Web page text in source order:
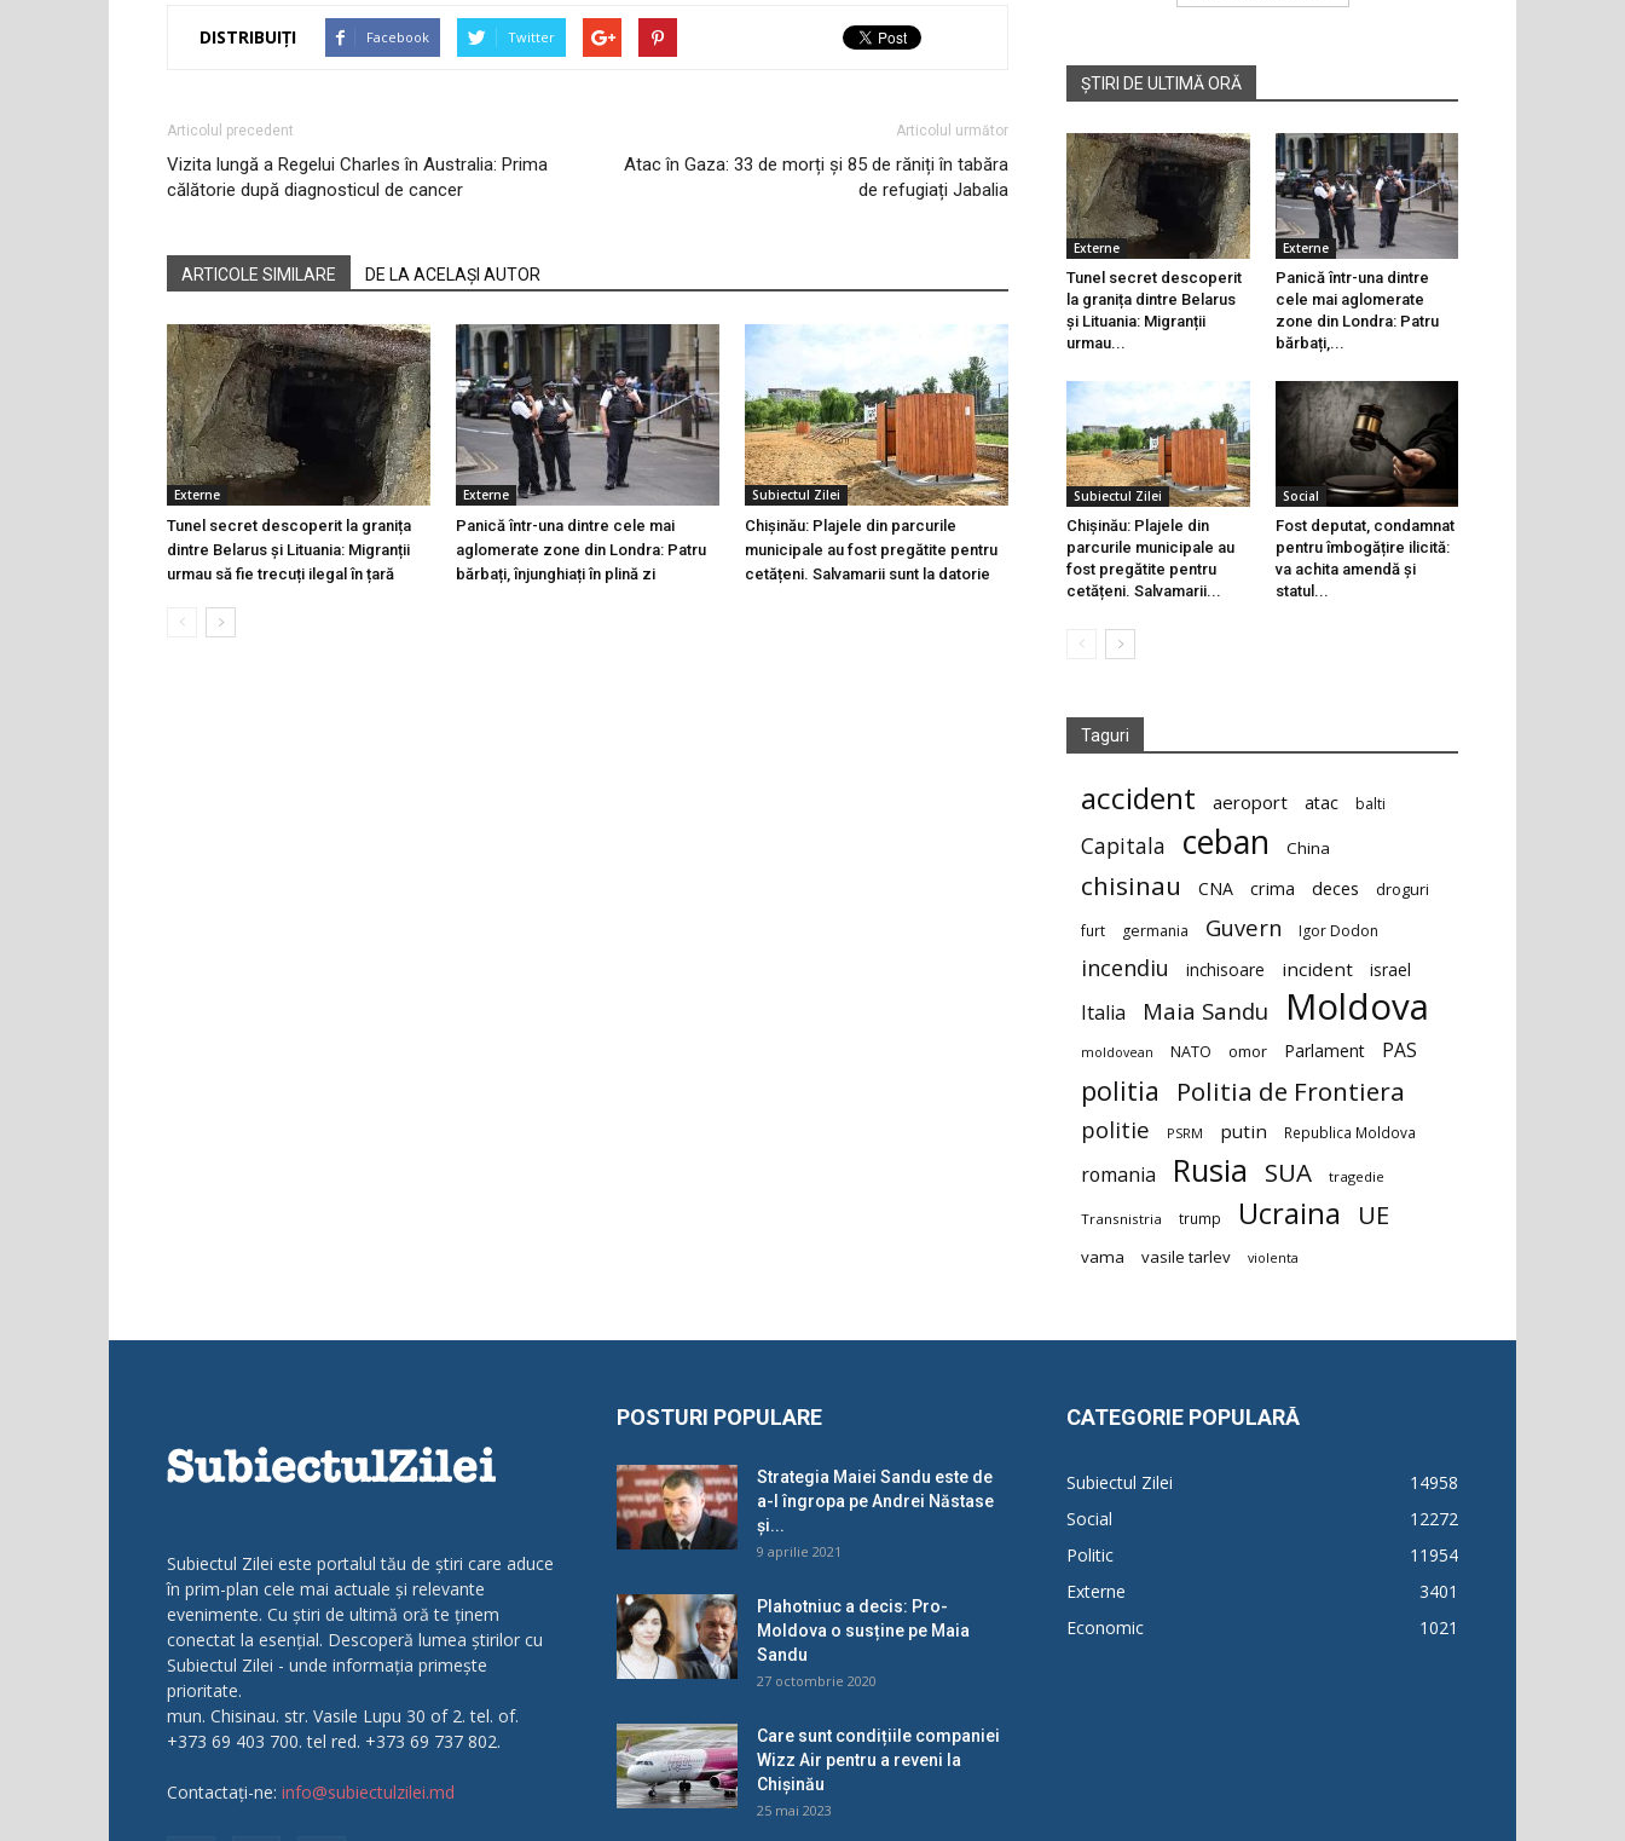
DISTRIBUIȚI Facebook Twitter
Articolul precedent
Vizita lungă a Regelui Charles în Australia: Prima
călătorie după diagnosticul de cancer
Articolul următor
Atac în Gaza: 33 de morți și 85 de răniți în tabăra
de refugiați Jabalia
ARTICOLE SIMILARE DE LA ACELAȘI AUTOR
Externe
Tunel secret descoperit la granița
dintre Belarus și Lituania: Migranții
urmau să fie trecuți ilegal în țară
Externe
Panică într-una dintre cele mai
aglomerate zone din Londra: Patru
bărbați, înjunghiați în plină zi
Subiectul Zilei
Chișinău: Plajele din parcurile
municipale au fost pregătite pentru
cetățeni. Salvamarii sunt la datorie
ȘTIRI DE ULTIMĂ ORĂ
Externe
Tunel secret descoperit
la granița dintre Belarus
și Lituania: Migranții
urmau...
Externe
Panică într-una dintre
cele mai aglomerate
zone din Londra: Patru
bărbați,...
Subiectul Zilei
Chișinău: Plajele din
parcurile municipale au
fost pregătite pentru
cetățeni. Salvamarii...
Social
Fost deputat, condamnat
pentru îmbogățire ilicită:
va achita amendă și
statul...
Taguri
accident aeroport atac balti
Capitala ceban China
chisinau CNA crima deces droguri
furt germania Guvern Igor Dodon
incendiu inchisoare incident israel
Italia Maia Sandu Moldova
moldovean NATO omor Parlament PAS
politia Politia de Frontiera
politie PSRM putin Republica Moldova
romania Rusia SUA tragedie
Transnistria trump Ucraina UE
vama vasile tarlev violenta
Subiectul Zilei este portalul tău de știri care aduce
în prim-plan cele mai actuale și relevante
evenimente. Cu știri de ultimă oră te ținem
conectat la esențial. Descoperă lumea știrilor cu
Subiectul Zilei - unde informația primește
prioritate.
mun. Chisinau. str. Vasile Lupu 30 of 2. tel. of.
+373 69 403 700. tel red. +373 69 737 802.
Contactați-ne: info@subiectulzilei.md
POSTURI POPULARE
Strategia Maiei Sandu este de
a-l îngropa pe Andrei Năstase
și...
9 aprilie 2021
Plahotniuc a decis: Pro-
Moldova o susține pe Maia
Sandu
27 octombrie 2020
Care sunt condițiile companiei
Wizz Air pentru a reveni la
Chișinău
25 mai 2023
CATEGORIE POPULARĂ
Subiectul Zilei
14958
Social
12272
Politic
11954
Externe
3401
Economic
1021